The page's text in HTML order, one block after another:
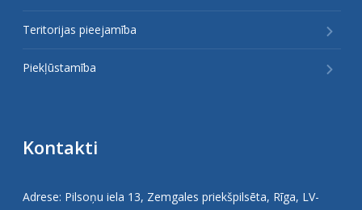
Teritorijas pieejamība
Piekļūstamība
Kontakti
Adrese: Pilsoņu iela 13, Zemgales priekšpilsēta, Rīga, LV-